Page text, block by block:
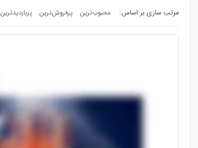
مرتب سازی بر اساس: محبوب‌ترین پرفروش‌ترین پربازدیدترین